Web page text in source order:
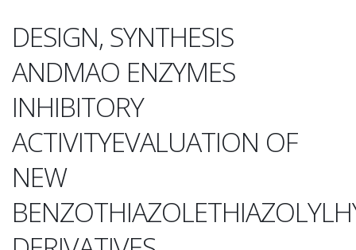
DESIGN, SYNTHESIS
ANDMAO ENZYMES
INHIBITORY
ACTIVITYEVALUATION OF
NEW